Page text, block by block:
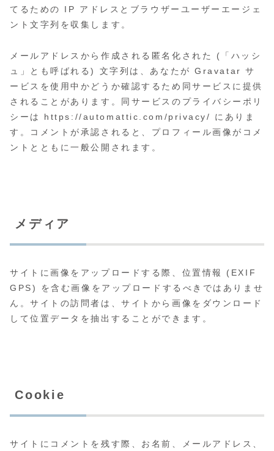
てるための IP アドレスとブラウザーユーザーエージェ
ント文字列を収集します。
メールアドレスから作成される匿名化された (「ハッシ
ュ」とも呼ばれる) 文字列は、あなたが Gravatar サ
ービスを使用中かどうか確認するため同サービスに提供
されることがあります。同サービスのプライバシーポリ
シーは https://automattic.com/privacy/ にありま
す。コメントが承認されると、プロフィール画像がコメ
ントとともに一般公開されます。
メディア
サイトに画像をアップロードする際、位置情報 (EXIF
GPS) を含む画像をアップロードするべきではありませ
ん。サイトの訪問者は、サイトから画像をダウンロード
して位置データを抽出することができます。
Cookie
サイトにコメントを残す際、お名前、メールアドレス、